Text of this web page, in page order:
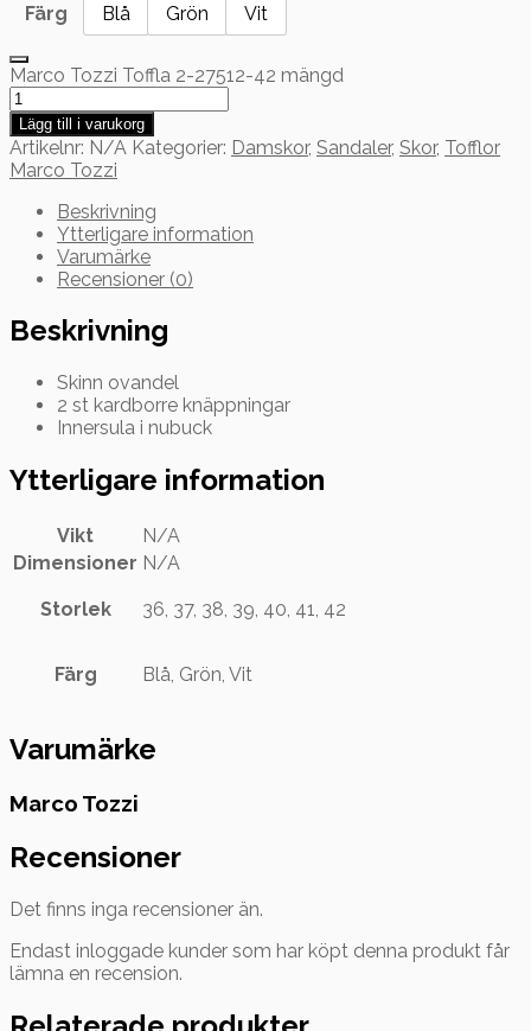
Färg
Blå Grön Vit
Marco Tozzi Toffla 2-27512-42 mängd
Lägg till i varukorg
Artikelnr: N/A Kategorier: Damskor, Sandaler, Skor, Tofflor
Marco Tozzi
Beskrivning
Ytterligare information
Varumärke
Recensioner (0)
Beskrivning
Skinn ovandel
2 st kardborre knäppningar
Innersula i nubuck
Ytterligare information
Vikt
N/A
Dimensioner N/A
Storlek 36, 37, 38, 39, 40, 41, 42
Färg Blå, Grön, Vit
Varumärke
Marco Tozzi
Recensioner
Det finns inga recensioner än.
Endast inloggade kunder som har köpt denna produkt får
lämna en recension.